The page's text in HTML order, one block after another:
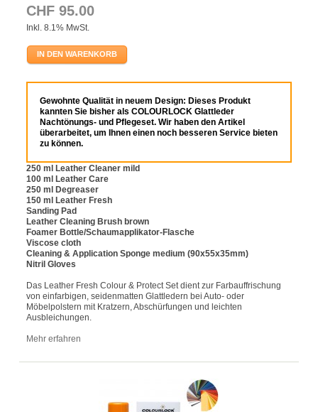
CHF 95.00
Inkl. 8.1% MwSt.
IN DEN WARENKORB
Gewohnte Qualität in neuem Design: Dieses Produkt
kannten Sie bisher als COLOURLOCK Glattleder
Nachtönungs- und Pflegeset. Wir haben den Artikel
überarbeitet, um Ihnen einen noch besseren Service bieten
zu können.
250 ml Leather Cleaner mild
100 ml Leather Care
250 ml Degreaser
150 ml Leather Fresh
Sanding Pad
Leather Cleaning Brush brown
Foamer Bottle/Schaumapplikator-Flasche
Viscose cloth
Cleaning & Application Sponge medium (90x55x35mm)
Nitril Gloves
Das Leather Fresh Colour & Protect Set dient zur Farbauffrischung
von einfarbigen, seidenmatten Glattledern bei Auto- oder
Möbelpolstern mit Kratzern, Abschürfungen und leichten
Ausbleichungen.
Mehr erfahren